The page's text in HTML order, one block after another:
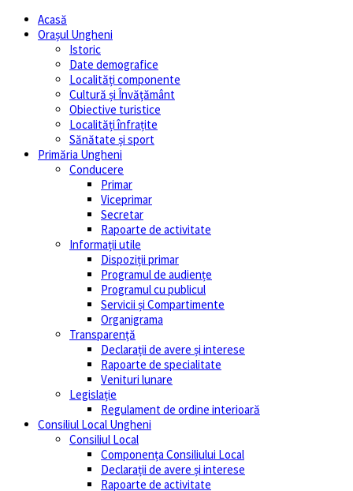
Acasă
Orașul Ungheni
Istoric
Date demografice
Localități componente
Cultură și Învăţământ
Obiective turistice
Localități înfrațite
Sănătate și sport
Primăria Ungheni
Conducere
Primar
Viceprimar
Secretar
Rapoarte de activitate
Informații utile
Dispoziții primar
Programul de audiențe
Programul cu publicul
Servicii și Compartimente
Organigrama
Transparență
Declarații de avere și interese
Rapoarte de specialitate
Venituri lunare
Legislație
Regulament de ordine interioară
Consiliul Local Ungheni
Consiliul Local
Componența Consiliului Local
Declarații de avere și interese
Rapoarte de activitate